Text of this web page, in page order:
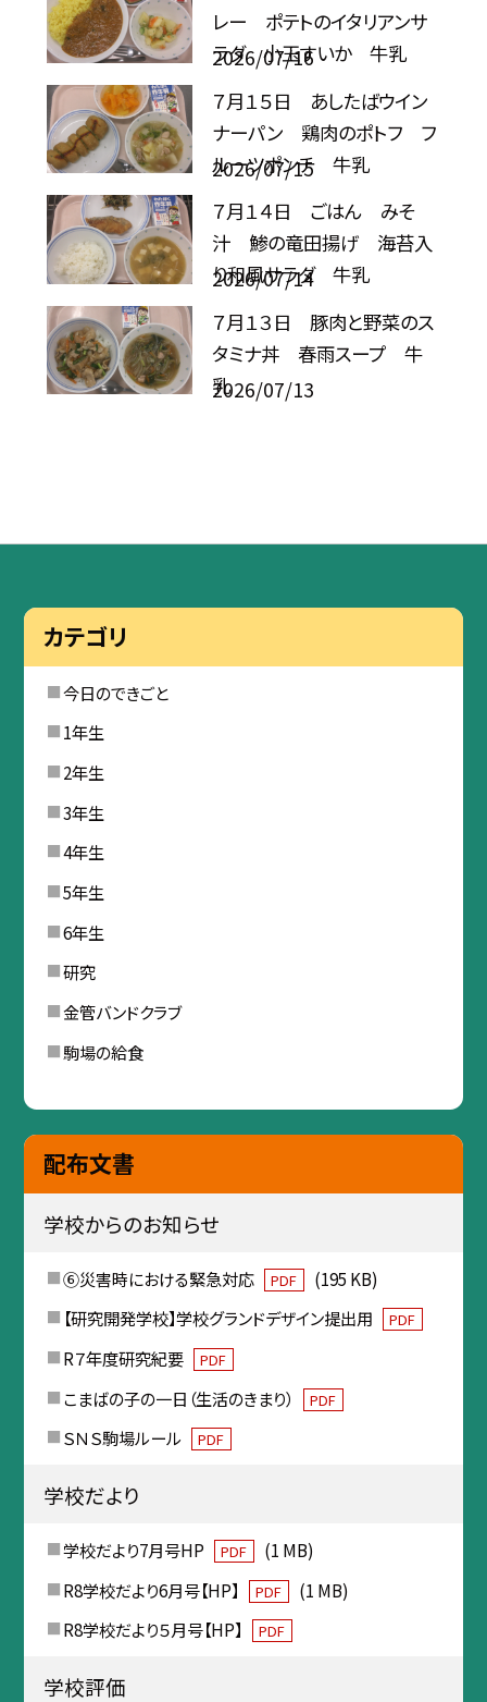
レー ポテトのイタリアンサ
ラダ 小玉すいか 牛乳
2026/07/16
７月１５日 あしたばウイン
ナーパン 鶏肉のポトフ フ
ルーツポンチ 牛乳
2026/07/15
７月１４日 ごはん みそ
汁 鯵の竜田揚げ 海苔入
り和風サラダ 牛乳
2026/07/14
７月１３日 豚肉と野菜のス
タミナ丼 春雨スープ 牛
乳
2026/07/13
カテゴリ
今日のできごと
1年生
2年生
3年生
4年生
5年生
6年生
研究
金管バンドクラブ
駒場の給食
配布文書
学校からのお知らせ
⑥災害時における緊急対応 PDF
(195 KB)
【研究開発学校】学校グランドデザイン提出用
PDF
R７年度研究紀要 PDF
こまばの子の一日（生活のきまり） PDF
ＳＮＳ駒場ルール PDF
学校だより
学校だより7月号HP PDF
(1 MB)
R8学校だより6月号【HP】
PDF
(1 MB)
R8学校だより５月号【HP】
PDF
学校評価